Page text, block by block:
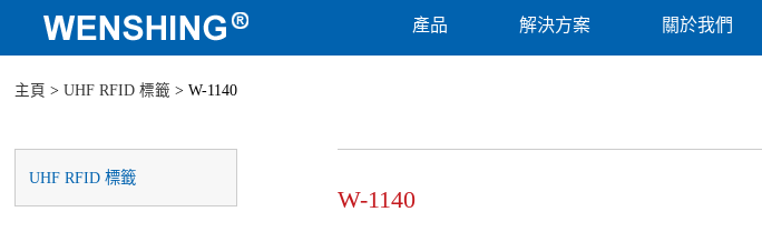
產品 解決方案 關於我們
主頁 >UHF RFID 標籤 > W-1140
UHF RFID 標籤
W-1140